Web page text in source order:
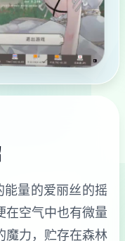
能量的爱丽丝的摇
在空气中也有微量
魔力，贮存在森林